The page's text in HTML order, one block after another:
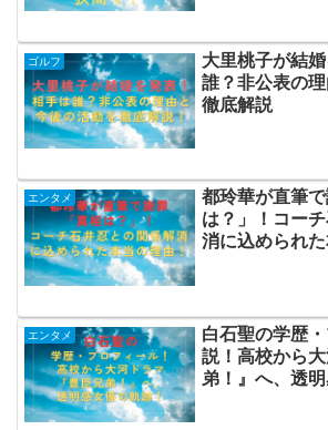
ゴルフ
大里桃子が結
誰？非公表の
徹底解説
エンタメ
都玲華が直筆
は？」！コー
消に込められた
エンタメ
白石聖の学歴
説！高校から
弟！』へ、透